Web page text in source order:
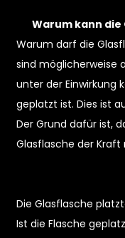
Warum kann die
Warum darf die
sind möglicherweise
unter der Einwirkung
geplatzt ist. Dies ist
Der Grund dafür ist,
Glasflasche der
Die Glasflasche
Ist die Flasche